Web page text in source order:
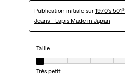
Publication initiale sur 1970's
Jeans - Lapis Made in Japan
Taille
Taille, 1 sur 7, où 1 est égal à Très
Très petit